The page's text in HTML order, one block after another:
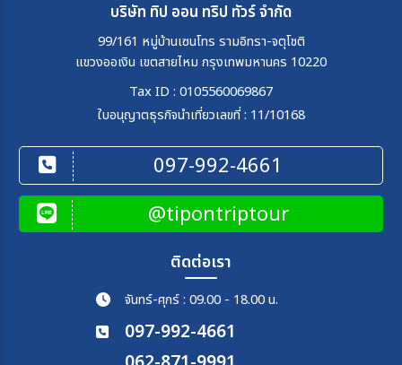
บริษัท ทิป ออน ทริป ทัวร์ จำกัด
99/161 หมู่บ้านเซนโทร รามอิทรา-จตุโชติ
แขวงออเงิน เขตสายไหม กรุงเทพมหานคร 10220
Tax ID : 0105560069867
ใบอนุญาตธุรกิจนำเที่ยวเลขที่ : 11/10168
097-992-4661
@tipontriptour
ติดต่อเรา
จันทร์-ศุกร์ : 09.00 - 18.00 น.
097-992-4661